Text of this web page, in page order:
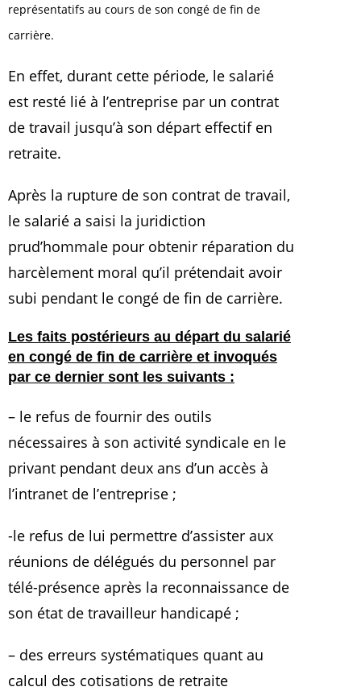
représentatifs au cours de son congé de fin de
carrière.
En effet, durant cette période, le salarié
est resté lié à l’entreprise par un contrat
de travail jusqu’à son départ effectif en
retraite.
Après la rupture de son contrat de travail,
le salarié a saisi la juridiction
prud’hommale pour obtenir réparation du
harcèlement moral qu’il prétendait avoir
subi pendant le congé de fin de carrière.
Les faits postérieurs au départ du salarié
en congé de fin de carrière et invoqués
par ce dernier sont les suivants :
– le refus de fournir des outils
nécessaires à son activité syndicale en le
privant pendant deux ans d’un accès à
l’intranet de l’entreprise ;
-le refus de lui permettre d’assister aux
réunions de délégués du personnel par
télé-présence après la reconnaissance de
son état de travailleur handicapé ;
– des erreurs systématiques quant au
calcul des cotisations de retraite